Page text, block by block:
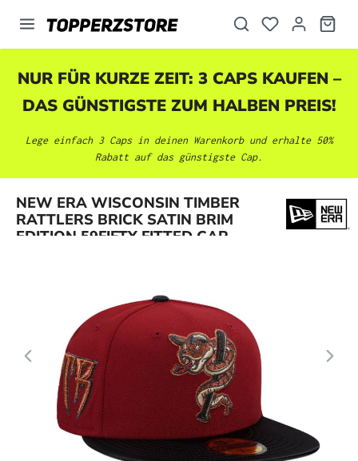
springen
NUR FÜR KURZE ZEIT: 3 CAPS KAUFEN –
DAS GÜNSTIGSTE ZUM HALBEN PREIS!
Lege einfach 3 Caps in deinen Warenkorb und erhalte 50%
Rabatt auf das günstigste Cap.
NEW ERA WISCONSIN TIMBER
RATTLERS BRICK SATIN BRIM
EDITION 59FIFTY FITTED CAP
Bildergalerie überspringen